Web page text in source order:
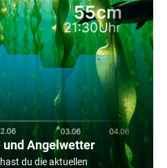
und Angelwetter
du die aktuellen